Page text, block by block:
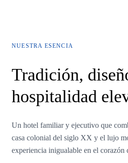
NUESTRA ESENCIA
Tradición,
hospitalidad
Un hotel familiar y ejecutivo que
casa colonial del siglo XX y el lujo
experiencia inigualable en el corazón